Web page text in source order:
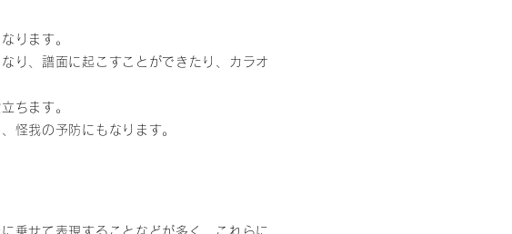
ります。
り、譜面に起こすことができたり、カラオ
ちます。
怪我の予防にもなります。
乗せて表現することなどが多く、これらに